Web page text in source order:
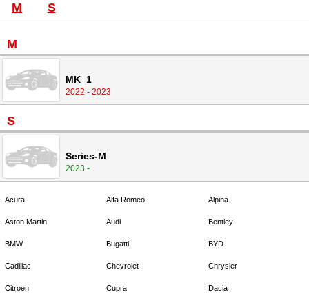
M S
M
MK_1
2022 - 2023
S
Series-M
2023 -
Acura Alfa Romeo Alpina
Aston Martin Audi Bentley
BMW Bugatti BYD
Cadillac Chevrolet Chrysler
Citroen Cupra Dacia